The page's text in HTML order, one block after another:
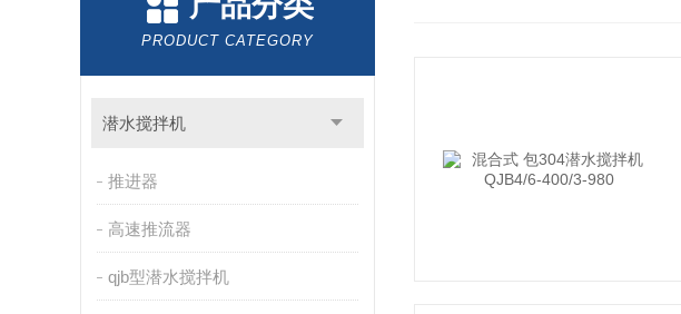
PRODUCT CATEGORY
潜水搅拌机
推进器
高速推流器
qjb型潜水搅拌机